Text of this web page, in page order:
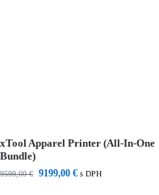
xTool Apparel Printer (All-In-One
Bundle)
9599,00€ 9199,00 € s DPH